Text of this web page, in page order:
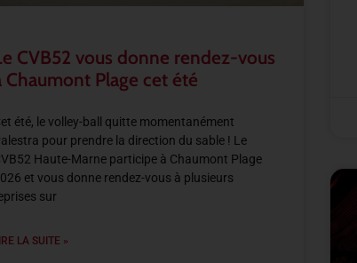
CVB52 vous donne rendez-vous
Chaumont Plage cet été
été, le volley-ball quitte momentanément
pour prendre la direction du sable ! Le
Haute-Marne participe à Chaumont Plage
et vous donne rendez-vous à plusieurs
sur
LA SUITE »